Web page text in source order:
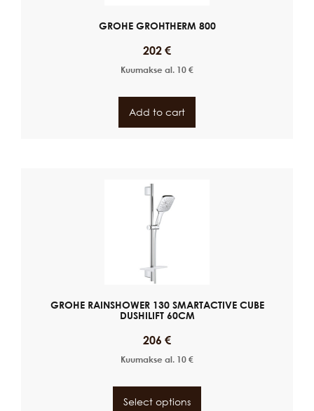
GROHE GROHTHERM 800
202 €
Kuumakse al. 10 €
Add to cart
GROHE RAINSHOWER 130 SMARTACTIVE CUBE
DUSHILIFT 60CM
206 €
Kuumakse al. 10 €
Select options